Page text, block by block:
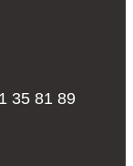
35 81 89